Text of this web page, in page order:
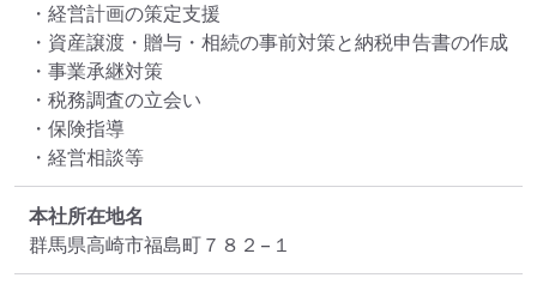
・経営計画の策定支援
・資産譲渡・贈与・相続の事前対策と納税申告書の作成
・事業承継対策
・税務調査の立会い
・保険指導
・経営相談等
本社所在地名
群馬県高崎市福島町７８２−１